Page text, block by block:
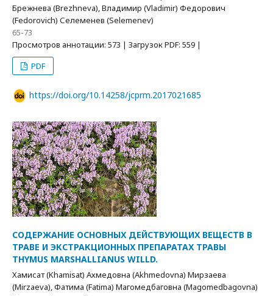
Брежнева (Brezhneva), Владимир (Vladimir) Федорович
(Fedorovich) Селеменев (Selemenev)
65-73
Просмотров аннотации: 573 | Загрузок PDF: 559 |
PDF
https://doi.org/10.14258/jcprm.2017021685
СОДЕРЖАНИЕ ОСНОВНЫХ ДЕЙСТВУЮЩИХ ВЕЩЕСТВ В
ТРАВЕ И ЭКСТРАКЦИОННЫХ ПРЕПАРАТАХ ТРАВЫ
THYMUS MARSHALLIANUS WILLD.
Хамисат (Khamisat) Ахмедовна (Akhmedovna) Мирзаева
(Mirzaeva), Фатима (Fatima) Магомедбаговна (Magomedbagovna)